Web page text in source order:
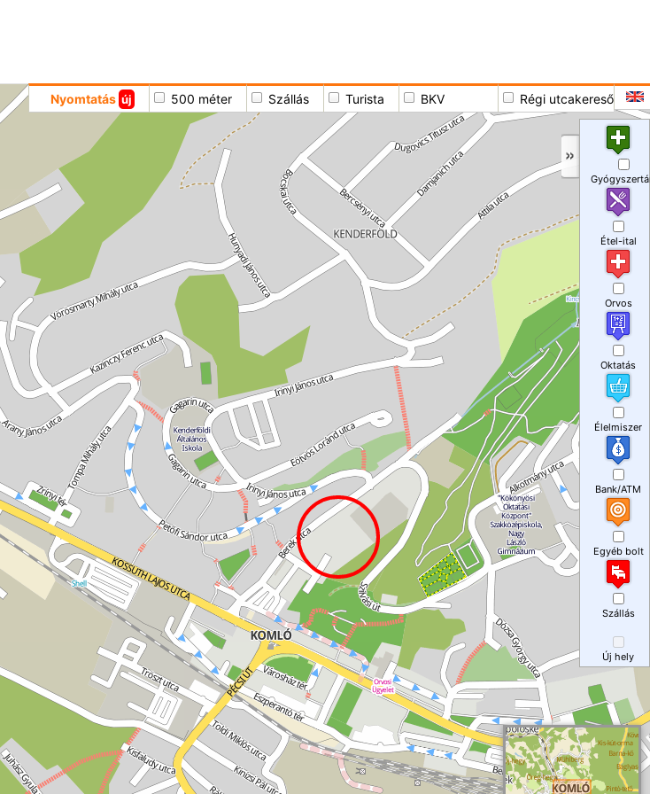
Nyomtatás új 500 méter Szállás Turista BKV Régi utcakereső
Étel-ital
Orvos
Oktatás
Élelmiszer
Bank/ATM
Egyéb bolt
Szállás
Új hely